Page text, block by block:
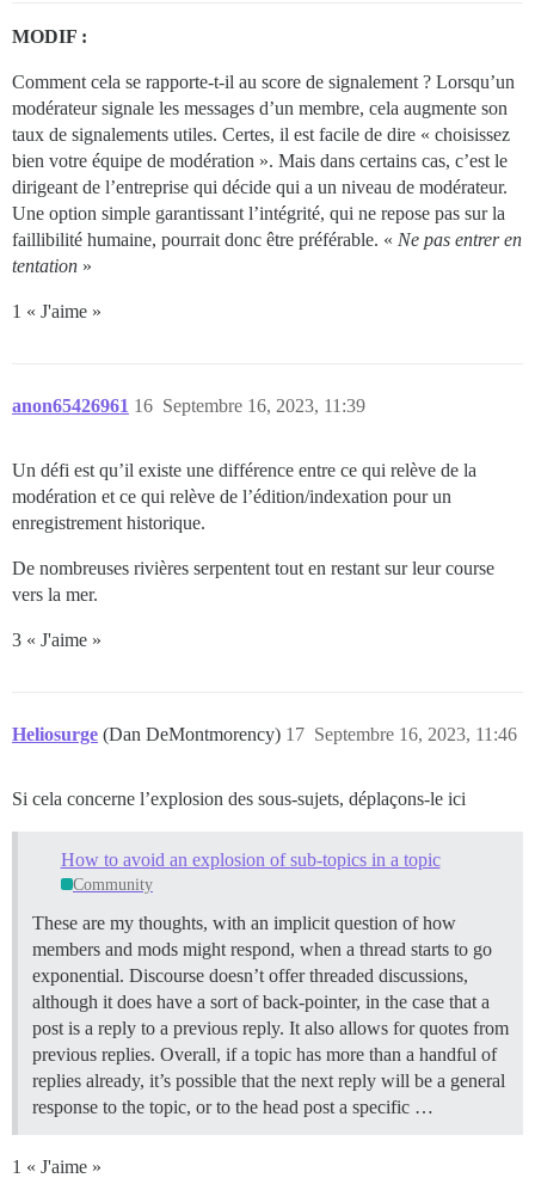
MODIF :
Comment cela se rapporte-t-il au score de signalement ? Lorsqu’un
modérateur signale les messages d’un membre, cela augmente son
taux de signalements utiles. Certes, il est facile de dire « choisissez
bien votre équipe de modération ». Mais dans certains cas, c’est le
dirigeant de l’entreprise qui décide qui a un niveau de modérateur.
Une option simple garantissant l’intégrité, qui ne repose pas sur la
faillibilité humaine, pourrait donc être préférable. « Ne pas entrer en
tentation »
1 « J'aime »
anon65426961 Septembre 16, 2023, 11:39
16
Un défi est qu’il existe une différence entre ce qui relève de la
modération et ce qui relève de l’édition/indexation pour un
enregistrement historique.
De nombreuses rivières serpentent tout en restant sur leur course
vers la mer.
3 « J'aime »
Heliosurge (Dan DeMontmorency) Septembre 16, 2023, 11:46
17
Si cela concerne l’explosion des sous-sujets, déplaçons-le ici
How to avoid an explosion of sub-topics in a topic
Community
These are my thoughts, with an implicit question of how
members and mods might respond, when a thread starts to go
exponential. Discourse doesn’t offer threaded discussions,
although it does have a sort of back-pointer, in the case that a
post is a reply to a previous reply. It also allows for quotes from
previous replies. Overall, if a topic has more than a handful of
replies already, it’s possible that the next reply will be a general
response to the topic, or to the head post a specific …
1 « J'aime »